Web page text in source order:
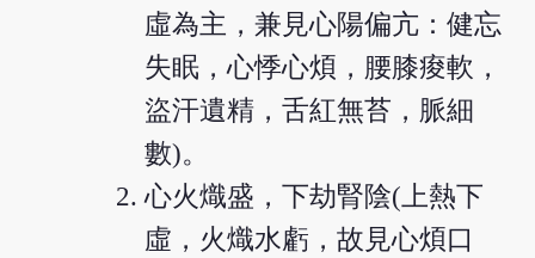
虛為主，兼見心陽偏亢：健忘
失眠，心悸心煩，腰膝痠軟，
盜汗遺精，舌紅無苔，脈細
數)。
心火熾盛，下劫腎陰(上熱下
虛，火熾水虧，故見心煩口